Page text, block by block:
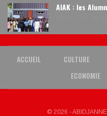
AIAK : les
ACCUEIL CULTURE
ECONOMIE
© 2026 -